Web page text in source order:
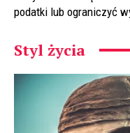
podatki lub ograniczyć
Styl życia